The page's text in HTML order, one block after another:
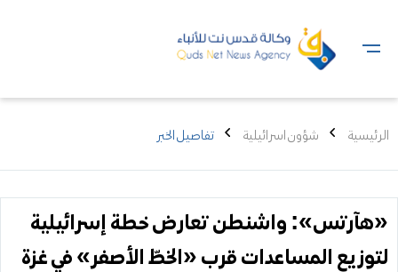
الرئيسية شؤون اسرائيلية تفاصيل الخبر
«هآرتس»: واشنطن تعارض خطة إسرائيلية
لتوزيع المساعدات قرب «الخطّ الأصفر» في غزة